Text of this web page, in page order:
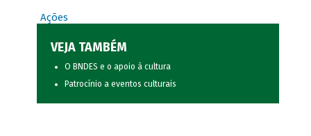
Ações
VEJA TAMBÉM
O BNDES e o apoio à cultura
Patrocínio a eventos culturais